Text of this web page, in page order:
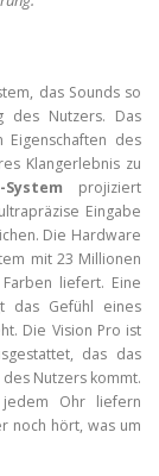
das Sounds so
des Nutzers. Das
Eigenschaften des
Klangerlebnis zu
projiziert
Eingabe
Die Hardware
mit 23 Millionen
liefert. Eine
das Gefühl eines
Die Vision Pro ist
das das
Nutzers kommt.
Ohr liefern
noch hört, was um